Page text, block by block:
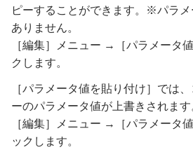
ピーすることができます。※パラ
ありません。
［編集］メニュー →［パラメータ
クします。
［パラメータ値を貼り付け］では
ーのパラメータ値が上書きされます
［編集］メニュー →［パラメータ
ックします。